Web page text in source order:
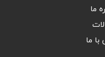
ما
ما